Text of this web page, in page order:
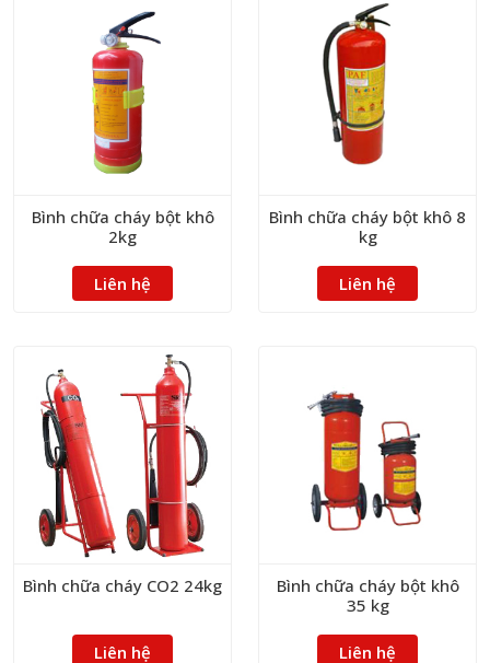
Bình chữa cháy bột khô
2kg
Liên hệ
Bình chữa cháy bột khô 8
kg
Liên hệ
Bình chữa cháy CO2 24kg
Liên hệ
Bình chữa cháy bột khô
35 kg
Liên hệ